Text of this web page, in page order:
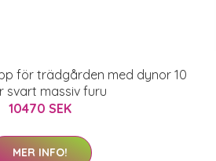
för trädgården med dynor 10
svart massiv furu
10470 SEK
MER INFO!